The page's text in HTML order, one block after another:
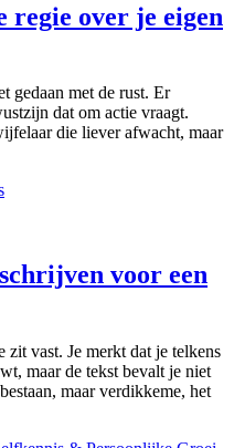
regie over je eigen
gedaan met de rust. Er
dat om actie vraagt.
die liever afwacht, maar
voor een
zit vast. Je merkt dat je telkens
maar de tekst bevalt je niet
maar verdikkeme, het